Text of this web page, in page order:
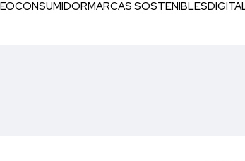
CONSUMIDORMARCAS SOSTENIBLES